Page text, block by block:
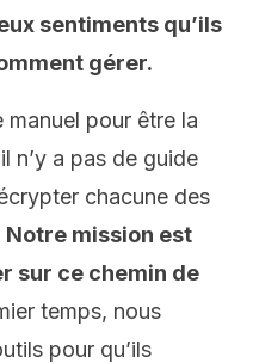
sentiments qu’ils
gérer.
manuel pour être la
n’y a pas de guide
chacune des
Notre mission est
sur ce chemin de
temps, nous
pour qu’ils